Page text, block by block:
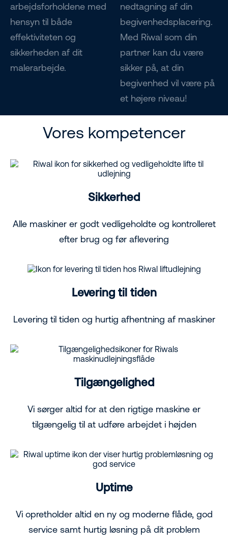
arbejdsforholdene med
hensyn til både
effektiviteten og
sikkerheden af dit
malerarbejde.
nedtagning af din
begivenhedsplacering.
Med Riwal som din
partner kan du være
sikker på, at din
begivenhed vil være på
et højere niveau!
Vores kompetencer
Sikkerhed
Alle maskiner er godt vedligeholdte og kontrolleret
efter brug og før aflevering
Levering til tiden
Levering til tiden og hurtig afhentning af maskiner
Tilgængelighed
Vi sørger altid for at den rigtige maskine er
tilgængelig til at udføre arbejdet i højden
Uptime
Vi opretholder altid en ny og moderne flåde, god
service samt hurtig løsning på dit problem